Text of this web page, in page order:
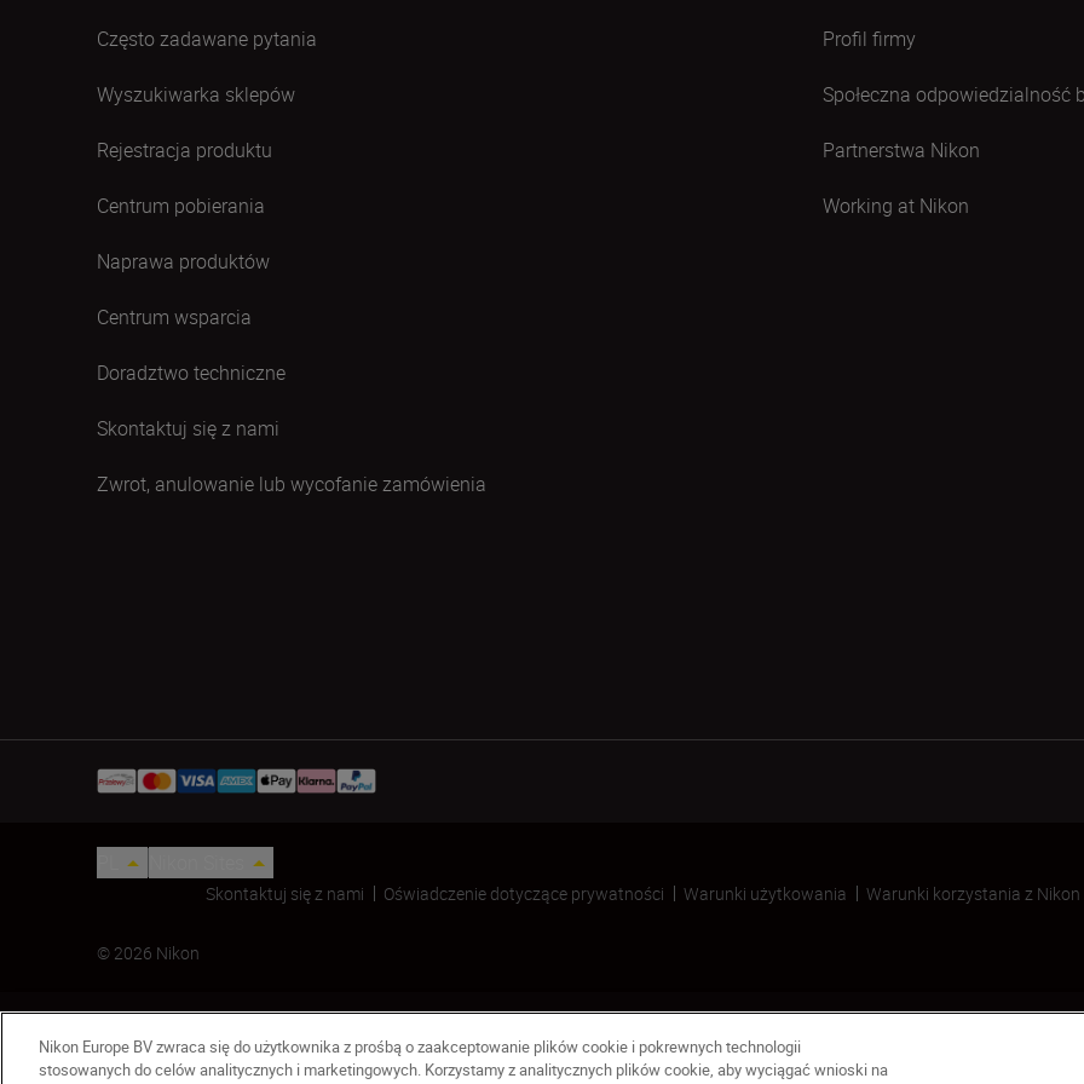
Często zadawane pytania
Wyszukiwarka sklepów
Rejestracja produktu
Centrum pobierania
Naprawa produktów
Centrum wsparcia
Doradztwo techniczne
Skontaktuj się z nami
Zwrot, anulowanie lub wycofanie zamówienia
Profil firmy
Społeczna odpowiedzialność
Partnerstwa Nikon
Working at Nikon
Skontaktuj się z nami Oświadczenie dotyczące prywatności Warunki użytkowania Warunki korzystania z Nikon
© 2026 Nikon
Nikon Europe BV zwraca się do użytkownika z prośbą o zaakceptowanie plików cookie i pokrewnych technologii
stosowanych do celów analitycznych i marketingowych. Korzystamy z analitycznych plików cookie, aby wyciągać wnioski na